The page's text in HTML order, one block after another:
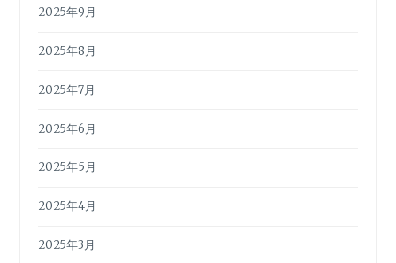
2025年9月
2025年8月
2025年7月
2025年6月
2025年5月
2025年4月
2025年3月